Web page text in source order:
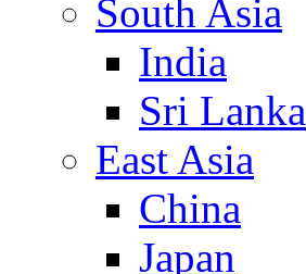
South Asia
India
Sri Lanka
East Asia
China
Japan